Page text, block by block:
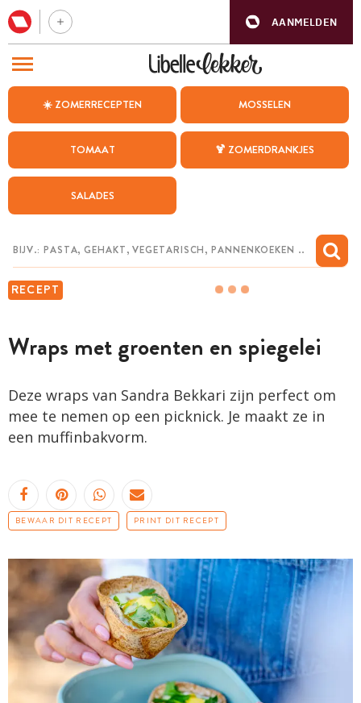
AANMELDEN
☀️ ZOMERRECEPTEN MOSSELEN
TOMAAT 🍹 ZOMERDRANKJES
SALADES
RECEPT
Wraps met groenten en spiegelei
Deze wraps van Sandra Bekkari zijn perfect om
mee te nemen op een picknick. Je maakt ze in
een muffinbakvorm.
BEWAAR DIT RECEPT PRINT DIT RECEPT
BEZOEK ONZE ANDERE WEBSITES
WEEKMENU
CHAT MET MAIA
MIJN BEWAARDE RECEPTEN